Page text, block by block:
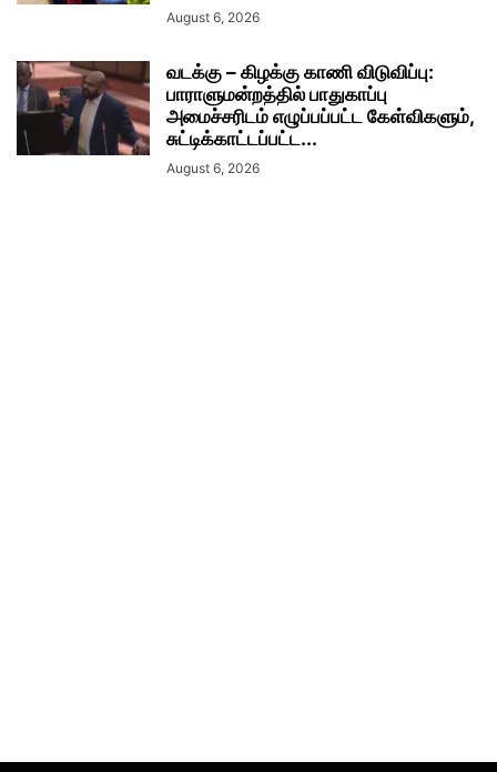
August 6, 2026
வடக்கு – கிழக்கு காணி விடுவிப்பு:
பாராளுமன்றத்தில் பாதுகாப்பு
அமைச்சரிடம் எழுப்பப்பட்ட கேள்விகளும்,
சுட்டிக்காட்டப்பட்ட...
August 6, 2026